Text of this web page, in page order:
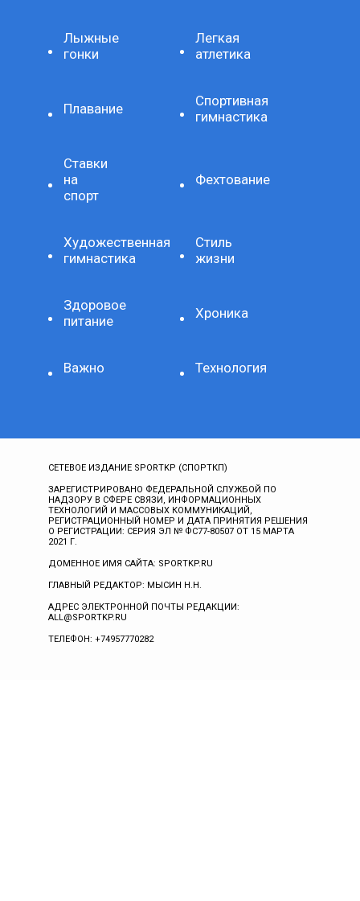
Лыжные
гонки
Легкая
атлетика
Плавание
Спортивная
гимнастика
Ставки
на
спорт
Фехтование
Художественная
гимнастика
Стиль
жизни
Здоровое
питание
Хроника
Важно Технология
СЕТЕВОЕ ИЗДАНИЕ SPORTKP (СПОРТКП)
ЗАРЕГИСТРИРОВАНО ФЕДЕРАЛЬНОЙ СЛУЖБОЙ ПО
НАДЗОРУ В СФЕРЕ СВЯЗИ, ИНФОРМАЦИОННЫХ
ТЕХНОЛОГИЙ И МАССОВЫХ КОММУНИКАЦИЙ,
РЕГИСТРАЦИОННЫЙ НОМЕР И ДАТА ПРИНЯТИЯ РЕШЕНИЯ
О РЕГИСТРАЦИИ: СЕРИЯ ЭЛ № ФС77-80507 ОТ 15 МАРТА
2021 Г.
ДОМЕННОЕ ИМЯ САЙТА: SPORTKP.RU
ГЛАВНЫЙ РЕДАКТОР: МЫСИН Н.Н.
АДРЕС ЭЛЕКТРОННОЙ ПОЧТЫ РЕДАКЦИИ:
ALL@SPORTKP.RU
ТЕЛЕФОН: +74957770282